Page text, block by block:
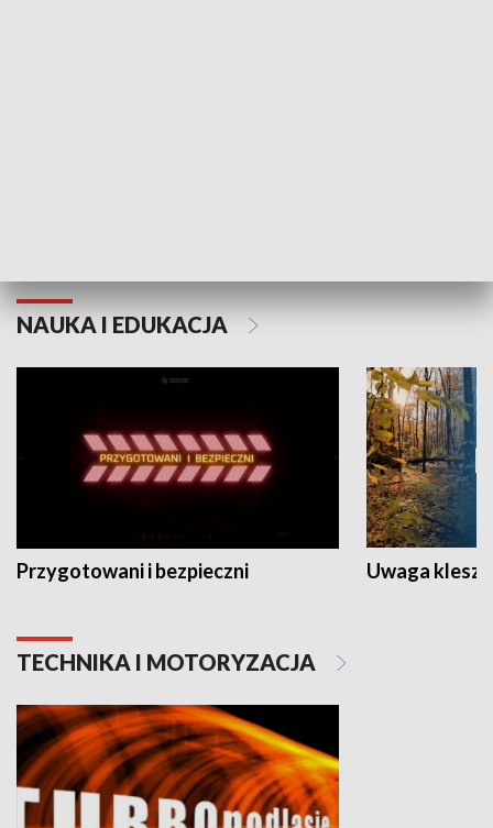
NAUKA I EDUKACJA
Przygotowani i bezpieczni Uwaga
TECHNIKA I MOTORYZACJA